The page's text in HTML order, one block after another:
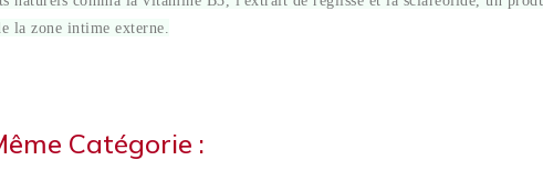
la zone intime externe.
Catégorie :